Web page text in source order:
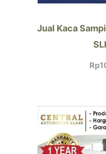
Jual Kaca
Rp